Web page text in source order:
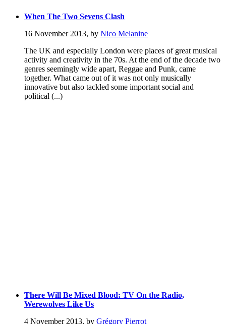
When The Two Sevens Clash
16 November 2013, by Nico Melanine
The UK and especially London were places of great musical
activity and creativity in the 70s. At the end of the decade two
genres seemingly wide apart, Reggae and Punk, came
together. What came out of it was not only musically
innovative but also tackled some important social and
political (...)
There Will Be Mixed Blood: TV On the Radio,
Werewolves Like Us
4 November 2013, by Grégory Pierrot